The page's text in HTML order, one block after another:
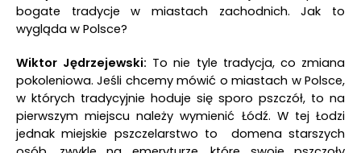
bogate tradycje w miastach zachodnich. Jak to
wygląda w Polsce?
Wiktor Jędrzejewski: To nie tyle tradycja, co zmiana
pokoleniowa. Jeśli chcemy mówić o miastach w Polsce,
w których tradycyjnie hoduje się sporo pszczół, to na
pierwszym miejscu należy wymienić Łódź. W tej Łodzi
jednak miejskie pszczelarstwo to domena starszych